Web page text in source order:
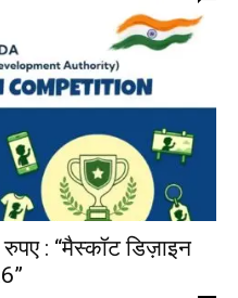
रुपए : “मैस्कॉट डिज़ाइन